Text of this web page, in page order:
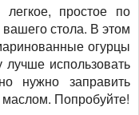
простое по
стола. В этом
огурцы
лучше использовать
нужно заправить
Попробуйте!